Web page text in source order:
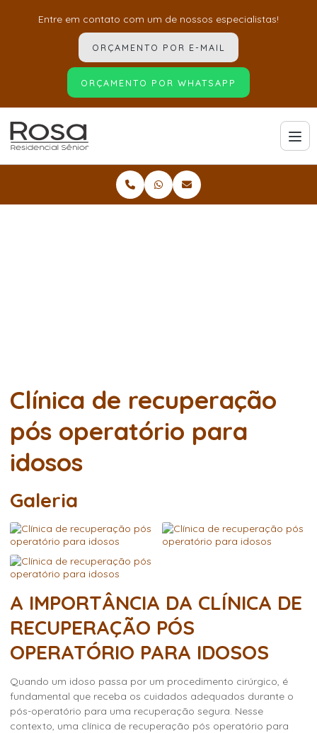
Entre em contato com um de nossos especialistas!
ORÇAMENTO POR E-MAIL
ORÇAMENTO POR WHATSAPP
Clínica de recuperação
pós operatório para
idosos
Galeria
A IMPORTÂNCIA DA CLÍNICA DE
RECUPERAÇÃO PÓS
OPERATÓRIO PARA IDOSOS
Quando um idoso passa por um procedimento cirúrgico, é
fundamental que receba os cuidados adequados durante o
pós-operatório para uma recuperação segura. Nesse
contexto, uma clínica de recuperação pós operatório para